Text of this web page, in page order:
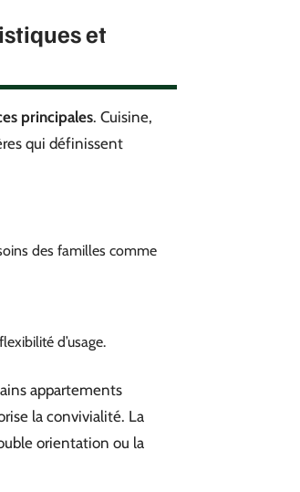
et
principales. Cuisine,
qui définissent
des familles comme
d’usage.
appartements
la convivialité. La
orientation ou la